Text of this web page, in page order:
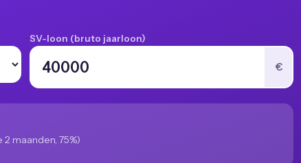
SV-loon (bruto jaarloon)
€
maanden, 75%)